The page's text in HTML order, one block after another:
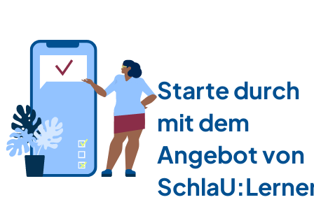
Starte durch
mit dem
Angebot von